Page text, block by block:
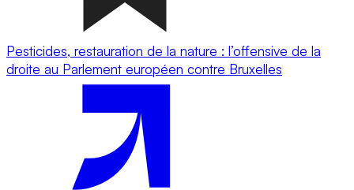
Pesticides, restauration de la nature : l’offensive de la
droite au Parlement européen contre Bruxelles